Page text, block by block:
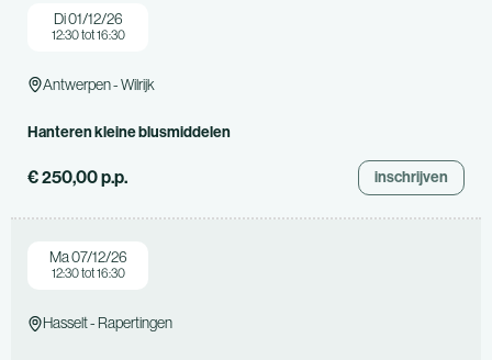
Di 01/12/26
12:30 tot 16:30
Antwerpen - Wilrijk
Hanteren kleine blusmiddelen
€ 250,00 p.p. inschrijven
Ma 07/12/26
12:30 tot 16:30
Hasselt - Rapertingen